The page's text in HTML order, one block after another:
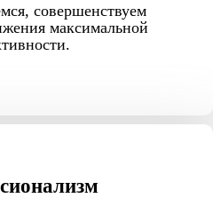
совершенствуем
максимальной